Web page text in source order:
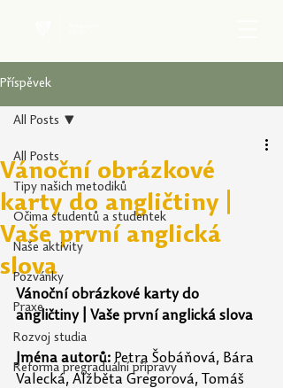
Příspěvek
All Posts
Tipy našich metodiků
Očima studentů a studentek
Naše aktivity
Pozvánky
Praxe
Rozvoj studia
Reforma pregraduální přípravy
All Posts
Vánoční obrázkové
karty do angličtiny |
Vaše první anglická
slova
Vánoční obrázkové karty do
angličtiny | Vaše první anglická slova
Jména autorů: Petra Šobáňová, Bára
Valecká, Alžběta Gregorová, Tomáš